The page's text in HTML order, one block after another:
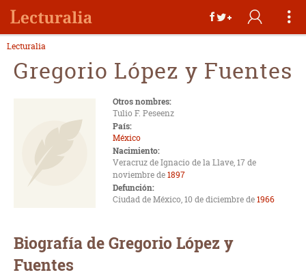
Lecturalia
Gregorio López y Fuentes
Otros nombres:
Tulio F. Peseenz
País:
México
Nacimiento:
Veracruz de Ignacio de la Llave, 17 de
noviembre de1897
Defunción:
Ciudad de México, 10 de diciembre de1966
Biografía de Gregorio López y
Fuentes